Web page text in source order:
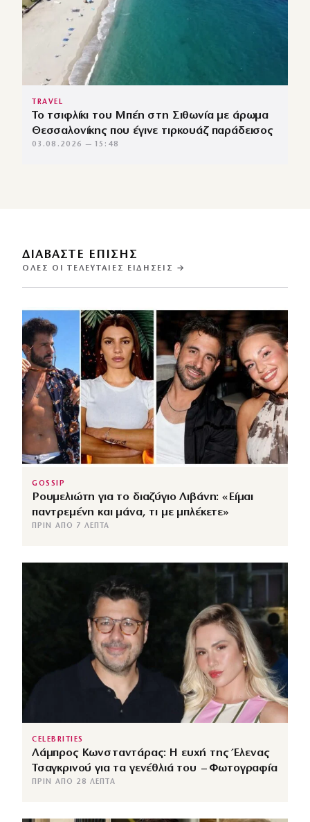
TRAVEL
Το τσιφλίκι του Μπέη στη Σιθωνία με άρωμα
Θεσσαλονίκης που έγινε τιρκουάζ παράδεισος
03.08.2026 — 15:48
ΔΙΑΒΑΣΤΕ ΕΠΙΣΗΣ
ΌΛΕΣ ΟΙ ΤΕΛΕΥΤΑΊΕΣ ΕΙΔΉΣΕΙΣ →
GOSSIP
Ρουμελιώτη για το διαζύγιο Λιβάνη: «Είμαι
παντρεμένη και μάνα, τι με μπλέκετε»
ΠΡΙΝ ΑΠΌ 7 ΛΕΠΤΆ
CELEBRITIES
Λάμπρος Κωνσταντάρας: Η ευχή της Έλενας
Τσαγκρινού για τα γενέθλιά του – Φωτογραφία
ΠΡΙΝ ΑΠΌ 28 ΛΕΠΤΆ